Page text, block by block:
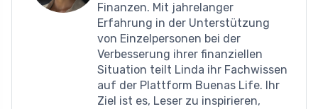
Finanzen. Mit jahrelanger
Erfahrung in der Unterstützung
von Einzelpersonen bei der
Verbesserung ihrer finanziellen
Situation teilt Linda ihr Fachwissen
auf der Plattform Buenas Life. Ihr
Ziel ist es, Leser zu inspirieren,